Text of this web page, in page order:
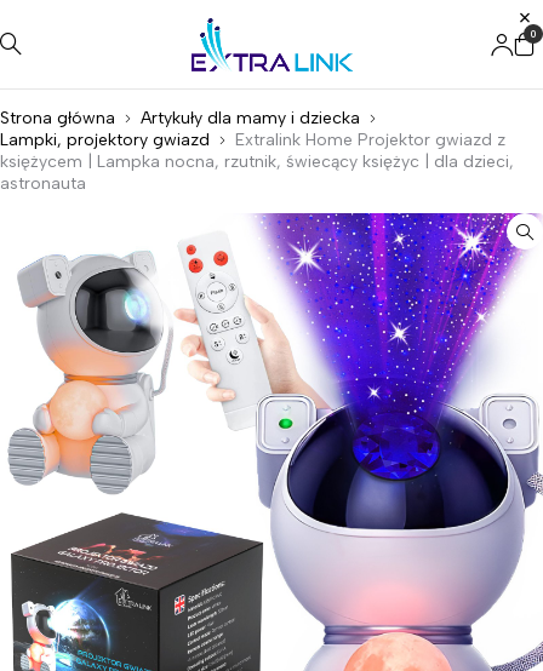
0
Strona główna
Artykuły dla mamy i dziecka
Lampki, projektory gwiazd
Extralink Home Projektor gwiazd z
księżycem | Lampka nocna, rzutnik, świecący księżyc | dla dzieci,
astronauta